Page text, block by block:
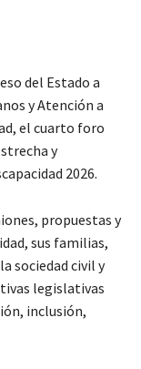
del Estado a
y Atención a
el cuarto foro
y
2026.
propuestas y
sus familias,
sociedad civil y
legislativas
inclusión,